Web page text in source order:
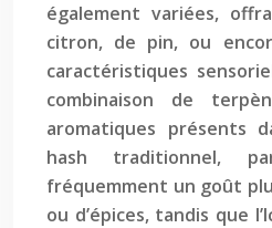
également variées,
citron, de pin, ou
caractéristiques
combinaison de
aromatiques présents
hash traditionnel,
fréquemment un goût
ou d’épices, tandis que